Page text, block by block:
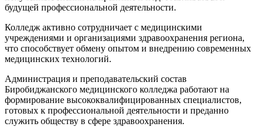
будущей профессиональной деятельности.
Колледж активно сотрудничает с медицинскими
учреждениями и организациями здравоохранения региона,
что способствует обмену опытом и внедрению современных
медицинских технологий.
Администрация и преподавательский состав
Биробиджанского медицинского колледжа работают на
формирование высококвалифицированных специалистов,
готовых к профессиональной деятельности и преданно
служить обществу в сфере здравоохранения.